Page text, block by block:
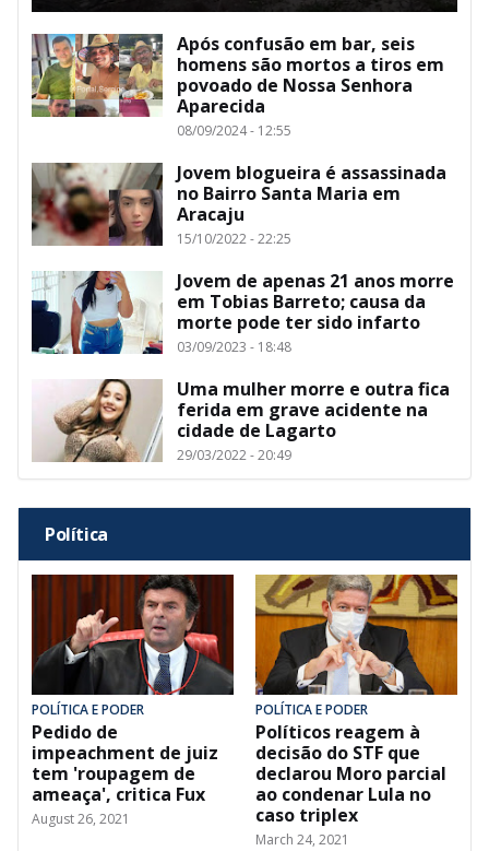
Após confusão em bar, seis
homens são mortos a tiros em
povoado de Nossa Senhora
Aparecida
08/09/2024 - 12:55
Jovem blogueira é assassinada
no Bairro Santa Maria em
Aracaju
15/10/2022 - 22:25
Jovem de apenas 21 anos morre
em Tobias Barreto; causa da
morte pode ter sido infarto
03/09/2023 - 18:48
Uma mulher morre e outra fica
ferida em grave acidente na
cidade de Lagarto
29/03/2022 - 20:49
Política
POLÍTICA E PODER
Pedido de
impeachment de juiz
tem 'roupagem de
ameaça', critica Fux
August 26, 2021
POLÍTICA E PODER
Políticos reagem à
decisão do STF que
declarou Moro parcial
ao condenar Lula no
caso triplex
March 24, 2021